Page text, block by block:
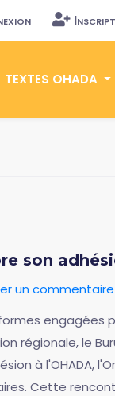
TEXTES OHADA
son
un commentaire
engagées
régionale, le
à l'OHADA,
Cette